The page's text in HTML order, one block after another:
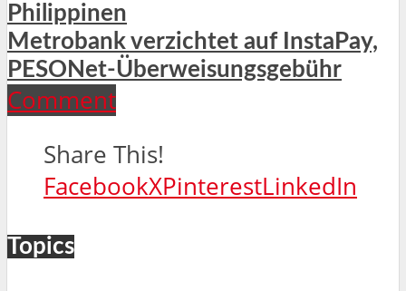
Philippinen
Metrobank verzichtet auf InstaPay,
PESONet-Überweisungsgebühr
Comment
Share This!
FacebookXPinterestLinkedIn
Topics